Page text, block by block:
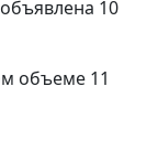
10
объеме 11